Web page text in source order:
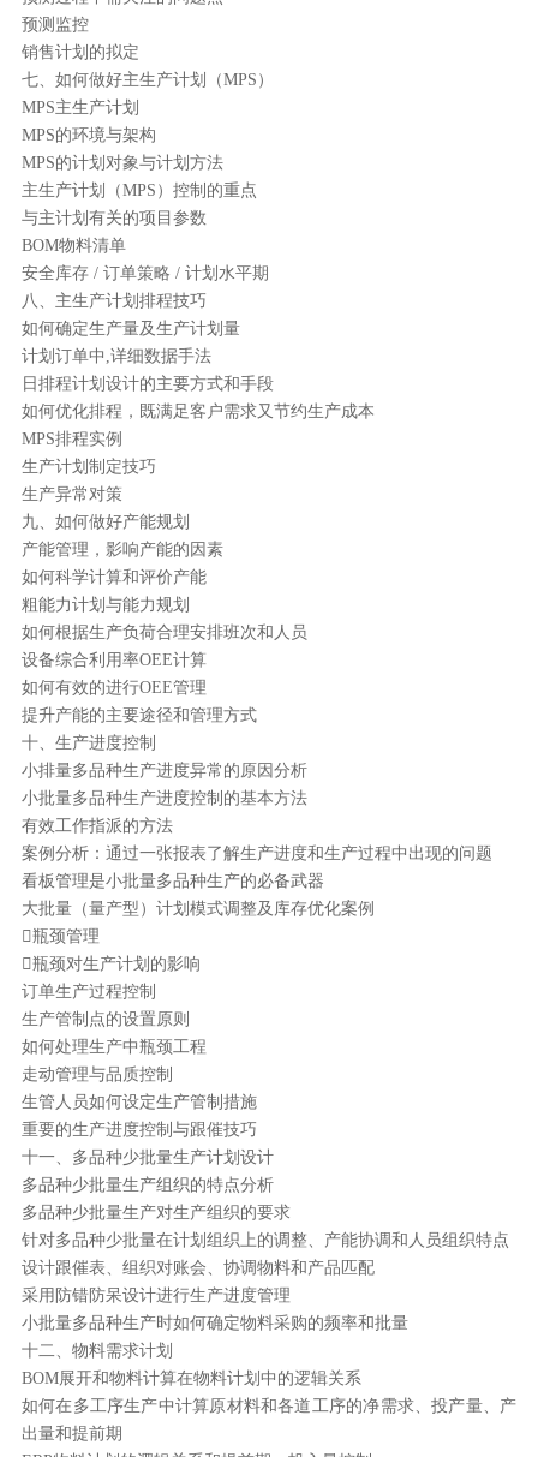
预测监控
销售计划的拟定
七、如何做好主生产计划（MPS）
MPS主生产计划
MPS的环境与架构
MPS的计划对象与计划方法
主生产计划（MPS）控制的重点
与主计划有关的项目参数
BOM物料清单
安全库存 / 订单策略 / 计划水平期
八、主生产计划排程技巧
如何确定生产量及生产计划量
计划订单中,详细数据手法
日排程计划设计的主要方式和手段
如何优化排程，既满足客户需求又节约生产成本
MPS排程实例
生产计划制定技巧
生产异常对策
九、如何做好产能规划
产能管理，影响产能的因素
如何科学计算和评价产能
粗能力计划与能力规划
如何根据生产负荷合理安排班次和人员
设备综合利用率OEE计算
如何有效的进行OEE管理
提升产能的主要途径和管理方式
十、生产进度控制
小排量多品种生产进度异常的原因分析
小批量多品种生产进度控制的基本方法
有效工作指派的方法
案例分析：通过一张报表了解生产进度和生产过程中出现的问题
看板管理是小批量多品种生产的必备武器
大批量（量产型）计划模式调整及库存优化案例
瓶颈管理
瓶颈对生产计划的影响
订单生产过程控制
生产管制点的设置原则
如何处理生产中瓶颈工程
走动管理与品质控制
生管人员如何设定生产管制措施
重要的生产进度控制与跟催技巧
十一、多品种少批量生产计划设计
多品种少批量生产组织的特点分析
多品种少批量生产对生产组织的要求
针对多品种少批量在计划组织上的调整、产能协调和人员组织特点
设计跟催表、组织对账会、协调物料和产品匹配
采用防错防呆设计进行生产进度管理
小批量多品种生产时如何确定物料采购的频率和批量
十二、物料需求计划
BOM展开和物料计算在物料计划中的逻辑关系
如何在多工序生产中计算原材料和各道工序的净需求、投产量、产
出量和提前期